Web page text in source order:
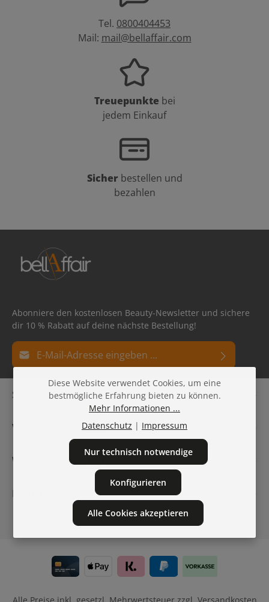
Tel. 0800404453
Mail: mail@bellaffair.com
Treuepunkte bei
jedem Einkauf
Sicher bestellen und
bezahlen
Abonniere den kostenlosen Beauty-Newsletter und sichere
dir 10 % Rabatt auf deine nächste Bestellung!
E-Mail-Adresse*
Datenschutz
Ich habe dieDatenschutzbestimmungen zur Kenntnis
genommen und dieAGBgelesen und bin mit ihnen
einverstanden.
Die mit einem Stern (*) markierten Felder sind
Pflichtfelder.
Service-Hotline
Versand & Lieferung
Weitere Informationen
Folge uns
Diese Website verwendet Cookies, um eine
bestmögliche Erfahrung bieten zu können.
Mehr Informationen ...
Datenschutz | Impressum
Nur technisch notwendige
Konfigurieren
Alle Cookies akzeptieren